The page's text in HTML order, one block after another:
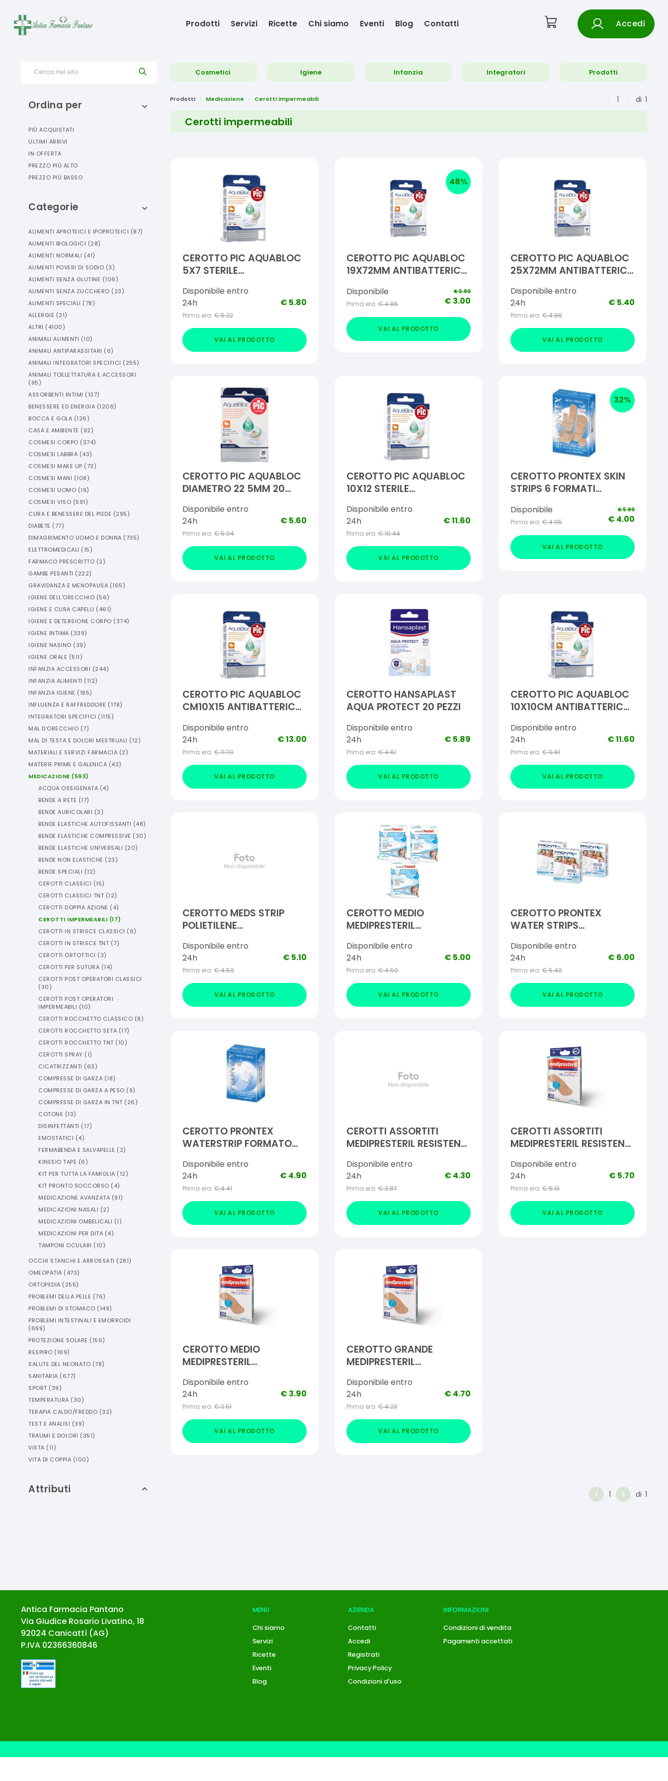
Prodotti Servizi Ricette Chi siamo Eventi Blog Contatti Accedi
Cerca nel sito Cosmetici Igiene Infanzia Integratori Prodotti
Ordina per
PIÙ ACQUISTATI
ULTIMI ARRIVI
IN OFFERTA
PREZZO PIÙ ALTO
PREZZO PIÙ BASSO
Categorie
ALIMENTI APROTEICI E IPOPROTEICI (87)
ALIMENTI BIOLOGICI (28)
ALIMENTI NORMALI (41)
ALIMENTI POVERI DI SODIO (3)
ALIMENTI SENZA GLUTINE (106)
ALIMENTI SENZA ZUCCHERO (23)
ALIMENTI SPECIALI (78)
ALLERGIE (21)
ALTRI (4100)
ANIMALI ALIMENTI (10)
ANIMALI ANTIPARASSITARI (6)
ANIMALI INTEGRATORI SPECIFICI (255)
ANIMALI TOELETTATURA E ACCESSORI
(95)
ASSORBENTI INTIMI (137)
BENESSERE ED ENERGIA (1206)
BOCCA E GOLA (126)
CASA E AMBIENTE (92)
COSMESI CORPO (374)
COSMESI LABBRA (43)
COSMESI MAKE UP (73)
COSMESI MANI (108)
COSMESI UOMO (19)
COSMESI VISO (591)
CURA E BENESSERE DEL PIEDE (295)
DIABETE (77)
DIMAGRIMENTO UOMO E DONNA (735)
ELETTROMEDICALI (15)
FARMACO PRESCRITTO (2)
GAMBE PESANTI (222)
GRAVIDANZA E MENOPAUSA (165)
IGIENE DELL'ORECCHIO (56)
IGIENE E CURA CAPELLI (461)
IGIENE E DETERSIONE CORPO (374)
IGIENE INTIMA (339)
IGIENE NASINO (39)
IGIENE ORALE (511)
INFANZIA ACCESSORI (244)
INFANZIA ALIMENTI (112)
INFANZIA IGIENE (185)
INFLUENZA E RAFFREDDORE (178)
INTEGRATORI SPECIFICI (1115)
MAL D'ORECCHIO (7)
MAL DI TESTA E DOLORI MESTRUALI (12)
MATERIALI E SERVIZI FARMACIA (2)
MATERIE PRIME E GALENICA (43)
MEDICAZIONE (593)
ACQUA OSSIGENATA (4)
BENDE A RETE (17)
BENDE AURICOLARI (3)
BENDE ELASTICHE AUTOFISSANTI (48)
BENDE ELASTICHE COMPRESSIVE (30)
BENDE ELASTICHE UNIVERSALI (20)
BENDE NON ELASTICHE (23)
BENDE SPECIALI (12)
CEROTTI CLASSICI (15)
CEROTTI CLASSICI TNT (12)
CEROTTI DOPPIA AZIONE (4)
CEROTTI IMPERMEABILI (17)
CEROTTI IN STRISCE CLASSICI (6)
CEROTTI IN STRISCE TNT (7)
CEROTTI ORTOTTICI (3)
CEROTTI PER SUTURA (14)
CEROTTI POST OPERATORI CLASSICI
(30)
CEROTTI POST OPERATORI
IMPERMEABILI (10)
CEROTTI ROCCHETTO CLASSICO (8)
CEROTTI ROCCHETTO SETA (17)
CEROTTI ROCCHETTO TNT (10)
CEROTTI SPRAY (1)
CICATRIZZANTI (63)
COMPRESSE DI GARZA (18)
COMPRESSE DI GARZA A PESO (9)
COMPRESSE DI GARZA IN TNT (26)
COTONE (13)
DISINFETTANTI (17)
EMOSTATICI (4)
FERMABENDA E SALVAPELLE (2)
KINESIO TAPE (6)
KIT PER TUTTA LA FAMIGLIA (12)
KIT PRONTO SOCCORSO (4)
MEDICAZIONE AVANZATA (91)
MEDICAZIONI NASALI (2)
MEDICAZIONI OMBELICALI (1)
MEDICAZIONI PER DITA (4)
TAMPONI OCULARI (10)
OCCHI STANCHI E ARROSSATI (281)
OMEOPATIA (473)
ORTOPEDIA (255)
PROBLEMI DELLA PELLE (76)
PROBLEMI DI STOMACO (149)
PROBLEMI INTESTINALI E EMORROIDI
(699)
PROTEZIONE SOLARE (156)
RESPIRO (169)
SALUTE DEL NEONATO (78)
SANITARIA (677)
SPORT (39)
TEMPERATURA (30)
TERAPIA CALDO/FREDDO (32)
TEST E ANALISI (39)
TRAUMI E DOLORI (351)
VISTA (11)
VITA DI COPPIA (100)
Attributi
Prodotti Medicazione Cerotti impermeabili 1 di 1
Cerotti impermeabili
CEROTTO PIC AQUABLOC
5X7 STERILE
Disponibile entro
24h
Prima era: €5.22
€ 5.80
VAI AL PRODOTTO
48%
CEROTTO PIC AQUABLOC
19X72MM ANTIBATTERICO
Disponibile
Prima era: €4.86
€5.80
€ 3.00
VAI AL PRODOTTO
CEROTTO PIC AQUABLOC
25X72MM ANTIBATTERICO
Disponibile entro
24h
Prima era: €4.86
€ 5.40
VAI AL PRODOTTO
CEROTTO PIC AQUABLOC
DIAMETRO 22 5MM 20
Disponibile entro
24h
Prima era: €5.04
€ 5.60
VAI AL PRODOTTO
CEROTTO PIC AQUABLOC
10X12 STERILE
Disponibile entro
24h
Prima era: €10.44
€11.60
VAI AL PRODOTTO
32%
CEROTTO PRONTEX SKIN
STRIPS 6 FORMATI
PEZZI
Disponibile
Prima era: €4.95
€5.90
€ 4.00
VAI AL PRODOTTO
CEROTTO PIC AQUABLOC
CM10X15 ANTIBATTERICO
Disponibile entro
24h
Prima era: €11.70
€13.00
VAI AL PRODOTTO
CEROTTO HANSAPLAST
AQUA PROTECT 20 PEZZI
Disponibile entro
24h
Prima era: €4.61
€ 5.89
VAI AL PRODOTTO
CEROTTO PIC AQUABLOC
10X10CM ANTIBATTERICO
Disponibile entro
24h
Prima era: €9.81
€11.60
VAI AL PRODOTTO
CEROTTO MEDS STRIP
POLIETILENE
20 PEZZI
Disponibile entro
24h
Prima era: €4.59
€ 5.10
VAI AL PRODOTTO
CEROTTO MEDIO
MEDIPRESTERIL
PEZZI
Disponibile entro
24h
Prima era: €4.50
€ 5.00
VAI AL PRODOTTO
CEROTTO PRONTEX
WATER STRIPS
Disponibile entro
24h
Prima era: €5.40
€ 6.00
VAI AL PRODOTTO
CEROTTO PRONTEX
WATERSTRIP FORMATO
PEZZI
Disponibile entro
24h
Prima era: €4.41
€ 4.90
VAI AL PRODOTTO
CEROTTI ASSORTITI
MEDIPRESTERIL RESISTENTI
Disponibile entro
24h
Prima era: €3.87
€ 4.30
VAI AL PRODOTTO
CEROTTI ASSORTITI
MEDIPRESTERIL RESISTENTI
Disponibile entro
24h
Prima era: €5.13
€ 5.70
VAI AL PRODOTTO
CEROTTO MEDIO
MEDIPRESTERIL
PEZZI
Disponibile entro
24h
Prima era: €3.51
€ 3.90
VAI AL PRODOTTO
CEROTTO GRANDE
MEDIPRESTERIL
PEZZI
Disponibile entro
24h
Prima era: €4.23
€ 4.70
VAI AL PRODOTTO
1 di 1
Antica Farmacia Pantano
Via Giudice Rosario Livatino, 18
92024 Canicattì (AG)
P.IVA 02366360846
MENU
Chi siamo
Servizi
Ricette
Eventi
Blog
AZIENDA
Contatti
Accedi
Registrati
Privacy Policy
Condizioni d'uso
INFORMAZIONI
Condizioni di vendita
Pagamenti accettati